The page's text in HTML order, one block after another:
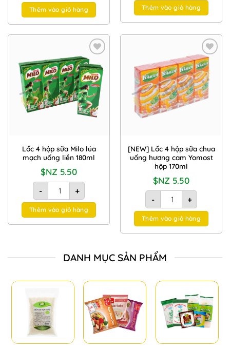
Thêm vào giỏ hàng Thêm vào giỏ hàng
Add to
Wishlist
Lốc 4 hộp sữa Milo lúa
mạch uống liền 180ml
$NZ 5.50
-
Lốc 4 hộp sữa Milo lúa mạch uống liền 180ml số lượng
+
Thêm vào giỏ hàng
Add to
Wishlist
[NEW] Lốc 4 hộp sữa chua
uống hương cam Yomost
hộp 170ml
$NZ 5.50
-
[NEW] Lốc 4 hộp sữa
+
Thêm vào giỏ hàng
DANH MỤC SẢN PHẨM